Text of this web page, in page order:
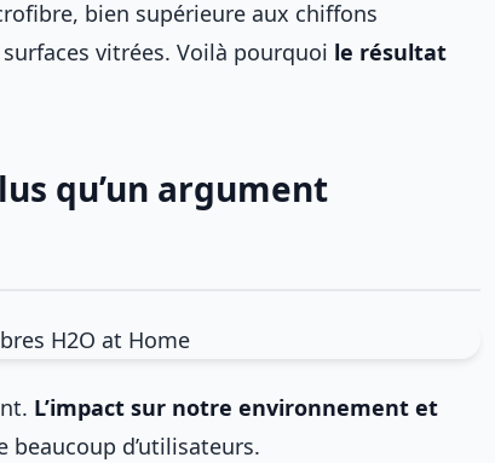
bien supérieure aux chiffons
vitrées. Voilà pourquoi le résultat
qu’un argument
L’impact sur notre environnement et
d’utilisateurs.